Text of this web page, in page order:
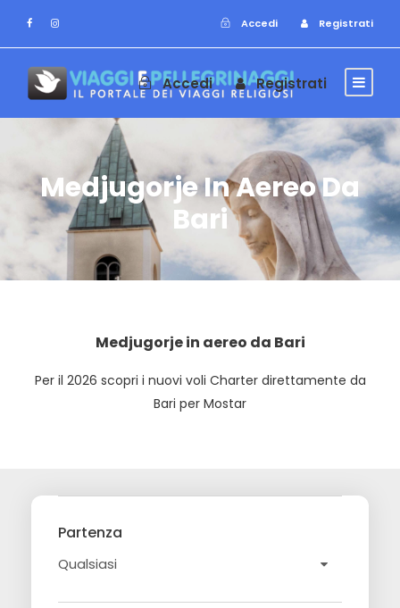
Accedi Registrati
Accedi Registrati
Medjugorje In Aereo Da
Bari
Medjugorje in aereo da Bari
Per il 2026 scopri i nuovi voli Charter direttamente da
Bari per Mostar
Partenza